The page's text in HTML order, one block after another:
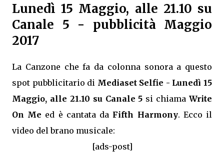
Lunedì 15 Maggio, alle 21.10 su
Canale 5 - pubblicità Maggio
2017
La Canzone che fa da colonna sonora a questo
spot pubblicitario di Mediaset Selfie - Lunedì 15
Maggio, alle 21.10 su Canale 5 si chiama Write
On Me ed è cantata da Fifth Harmony. Ecco il
video del brano musicale:
[ads-post]